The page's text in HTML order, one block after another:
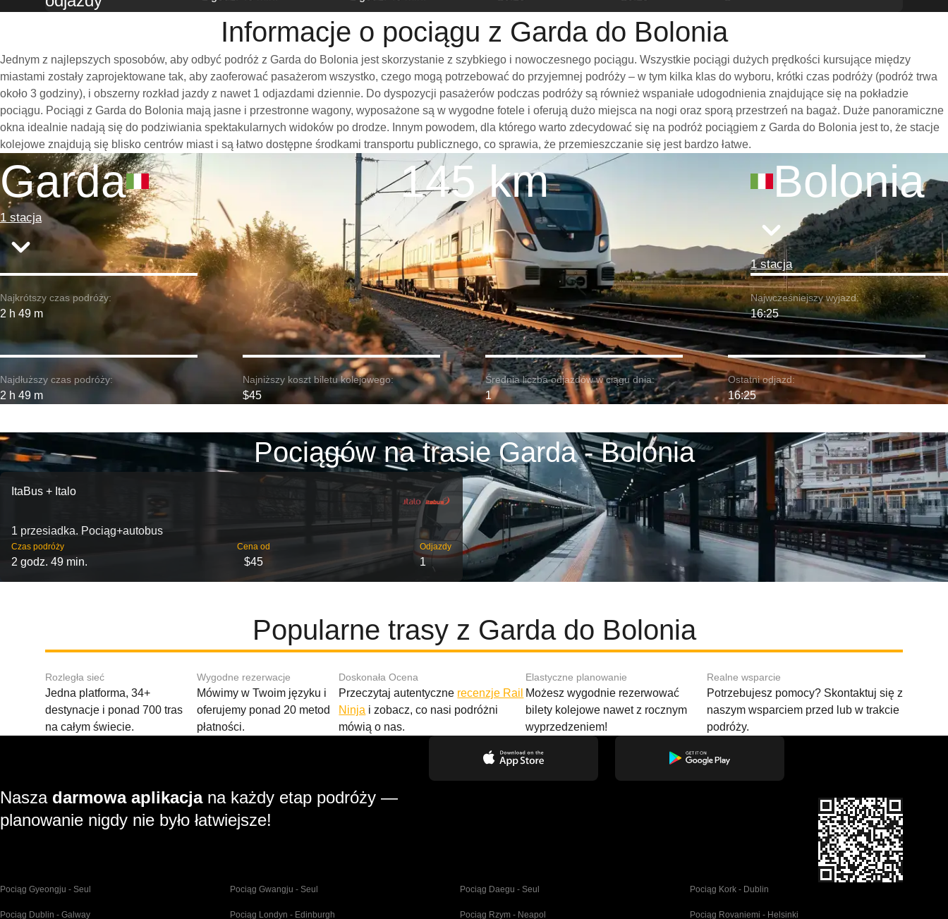
Informacje o pociągu z Garda do Bolonia
Jednym z najlepszych sposobów, aby odbyć podróż z Garda do Bolonia jest skorzystanie z szybkiego i nowoczesnego pociągu. Wszystkie pociągi dużych prędkości kursujące między
miastami zostały zaprojektowane tak, aby zaoferować pasażerom wszystko, czego mogą potrzebować do przyjemnej podróży – w tym kilka klas do wyboru, krótki czas podróży (podróż trwa
około 3 godziny), i obszerny rozkład jazdy z nawet 1 odjazdami dziennie. Do dyspozycji pasażerów podczas podróży są również wspaniałe udogodnienia znajdujące się na pokładzie
pociągu. Pociągi z Garda do Bolonia mają jasne i przestronne wagony, wyposażone są w wygodne fotele i oferują dużo miejsca na nogi oraz sporą przestrzeń na bagaż. Duże panoramiczne
okna idealnie nadają się do podziwiania spektakularnych widoków po drodze. Innym powodem, dla którego warto zdecydować się na podróż pociągiem z Garda do Bolonia jest to, że stacje
kolejowe znajdują się blisko centrów miast i są łatwo dostępne środkami transportu publicznego, co sprawia, że przemieszczanie się jest bardzo łatwe.
Garda
1 stacja
145 km Bolonia
1 stacja
Najkrótszy czas podróży:
2 h 49 m
Najwcześniejszy wyjazd:
16:25
Najdłuższy czas podróży:
2 h 49 m
Najniższy koszt biletu kolejowego:
$45
Średnia liczba odjazdów w ciągu dnia:
1
Ostatni odjazd:
16:25
Pociągów na trasie Garda - Bolonia
ItaBus + Italo
1 przesiadka. Pociąg+autobus
Czas podróży
2 godz. 49 min.
Cena od
$45
Odjazdy
1
Popularne trasy z Garda do Bolonia
Rozległa sieć
Jedna platforma, 34+
destynacje i ponad 700 tras
na całym świecie.
Wygodne rezerwacje
Mówimy w Twoim języku i
oferujemy ponad 20 metod
płatności.
Doskonała Ocena
Przeczytaj autentyczne recenzje Rail
Ninja i zobacz, co nasi podróżni
mówią o nas.
Elastyczne planowanie
Możesz wygodnie rezerwować
bilety kolejowe nawet z rocznym
wyprzedzeniem!
Realne wsparcie
Potrzebujesz pomocy? Skontaktuj się z
naszym wsparciem przed lub w trakcie
podróży.
Nasza darmowa aplikacjana każdy etap podróży —
planowanie nigdy nie było łatwiejsze!
Pociąg Gyeongju - Seul Pociąg Gwangju - Seul Pociąg Daegu - Seul Pociąg Kork - Dublin
Pociąg Dublin - Galway Pociąg Londyn - Edinburgh Pociąg Rzym - Neapol Pociąg Rovaniemi - Helsinki